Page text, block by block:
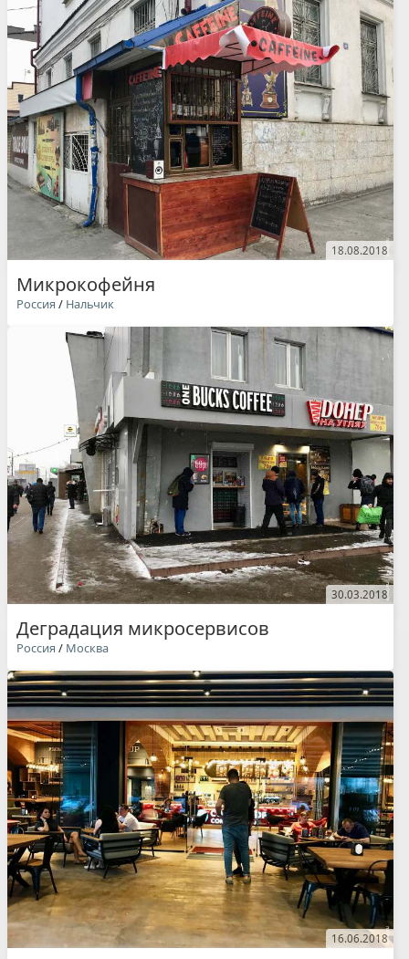
18.08.2018
Микрокофейня
Россия / Нальчик
30.03.2018
Деградация микросервисов
Россия / Москва
16.06.2018